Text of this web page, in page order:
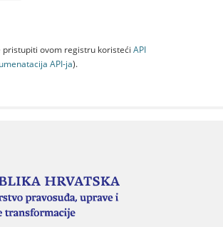
pristupiti ovom registru koristeći API
API-jа).